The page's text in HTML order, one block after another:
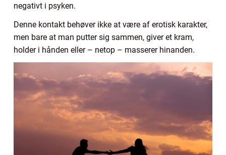
negativt i psyken.
Denne kontakt behøver ikke at være af erotisk karakter,
men bare at man putter sig sammen, giver et kram,
holder i hånden eller – netop – masserer hinanden.